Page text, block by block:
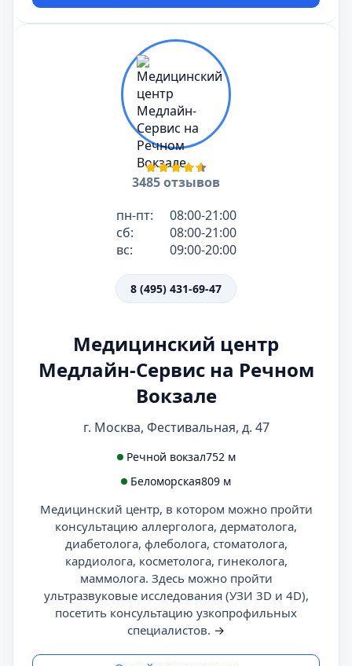
3485 отзывов
пн-пт:
08:00-21:00
сб:
08:00-21:00
вс:
09:00-20:00
8 (495) 431-69-47
Медицинский центр
Медлайн-Сервис на Речном
Вокзале
г. Москва, Фестивальная, д. 47
Речной вокзал752 м
Беломорская809 м
Медицинский центр, в котором можно пройти
консультацию аллерголога, дерматолога,
диабетолога, флеболога, стоматолога,
кардиолога, косметолога, гинеколога,
маммолога. Здесь можно пройти
ультразвуковые исследования (УЗИ 3D и 4D),
посетить консультацию узкопрофильных
специалистов. →